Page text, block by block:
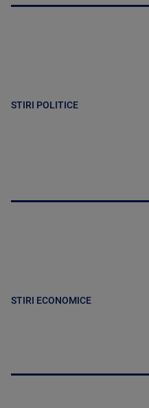
STIRI POLITICE
STIRI ECONOMICE